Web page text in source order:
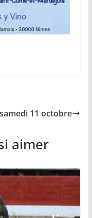
11 octobre
aimer